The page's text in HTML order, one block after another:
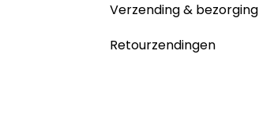
Verzending & bezorging
Retourzendingen